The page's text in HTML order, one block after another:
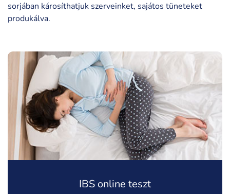
sorjában károsíthatjuk szerveinket, sajátos tüneteket
produkálva.
IBS online teszt